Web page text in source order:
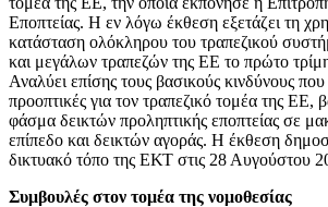
Εποπτείας. Η εν λόγω έκθεση εξετάζει τη
κατάσταση ολόκληρου του τραπεζικού
και μεγάλων τραπεζών της ΕΕ το πρώτο
Αναλύει επίσης τους βασικούς κινδύνους που
προοπτικές για τον τραπεζικό τομέα της ΕΕ,
φάσμα δεικτών προληπτικής εποπτείας σε
επίπεδο και δεικτών αγοράς. Η έκθεση
δικτυακό τόπο της ΕΚΤ στις 28 Αυγούστου
Συμβουλές στον τομέα της νομοθεσίας